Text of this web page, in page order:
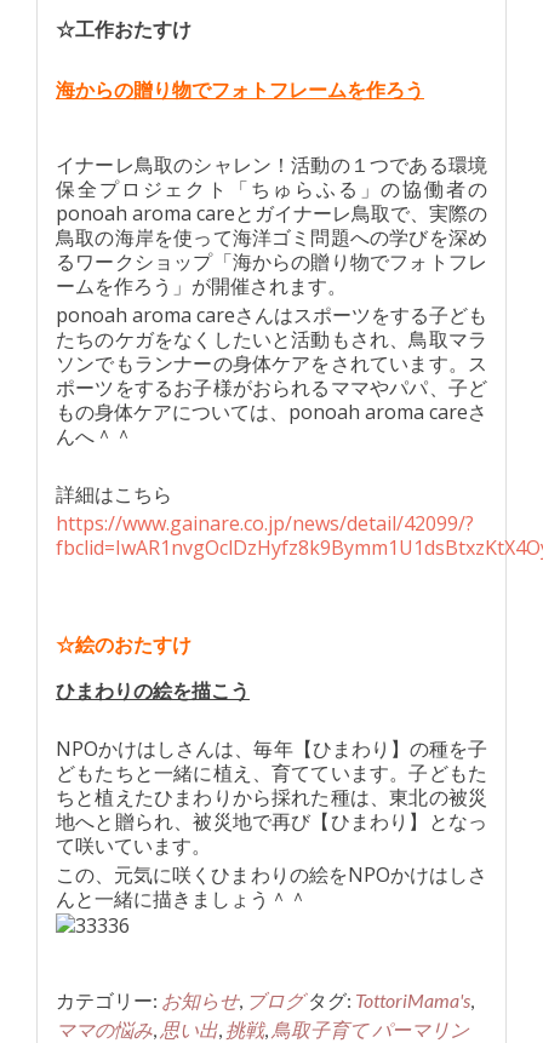
☆工作おたすけ
海からの贈り物でフォトフレームを作ろう
イナーレ鳥取のシャレン！活動の１つである環境
保全プロジェクト「ちゅらふる」の協働者の
ponoah aroma careとガイナーレ鳥取で、実際の
鳥取の海岸を使って海洋ゴミ問題への学びを深め
るワークショップ「海からの贈り物でフォトフレ
ームを作ろう」が開催されます。
ponoah aroma careさんはスポーツをする子ども
たちのケガをなくしたいと活動もされ、鳥取マラ
ソンでもランナーの身体ケアをされています。ス
ポーツをするお子様がおられるママやパパ、子ど
もの身体ケアについては、ponoah aroma careさ
んへ＾＾
詳細はこちら
https://www.gainare.co.jp/news/detail/42099/?
☆絵のおたすけ
ひまわりの絵を描こう
NPOかけはしさんは、毎年【ひまわり】の種を子
どもたちと一緒に植え、育てています。子どもた
ちと植えたひまわりから採れた種は、東北の被災
地へと贈られ、被災地で再び【ひまわり】となっ
て咲いています。
この、元気に咲くひまわりの絵をNPOかけはしさ
んと一緒に描きましょう＾＾
カテゴリー: お知らせ, ブログタグ: TottoriMama's,
ママの悩み, 思い出, 挑戦, 鳥取子育て パーマリン